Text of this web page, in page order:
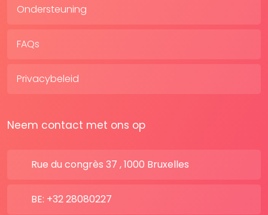
Ondersteuning
FAQs
Privacybeleid
Neem contact met ons op
Rue du congrès 37 , 1000 Bruxelles
BE: +32 28080227